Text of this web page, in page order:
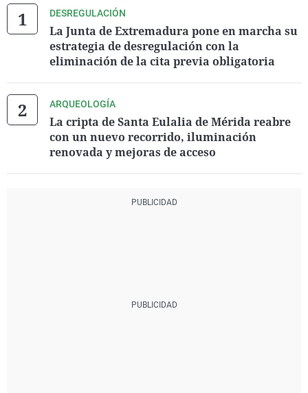
DESREGULACIÓN
La Junta de Extremadura pone en marcha su
estrategia de desregulación con la
eliminación de la cita previa obligatoria
ARQUEOLOGÍA
La cripta de Santa Eulalia de Mérida reabre
con un nuevo recorrido, iluminación
renovada y mejoras de acceso